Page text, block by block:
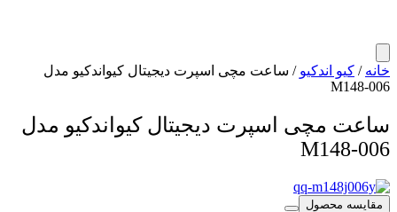
خانه / کیو اندکیو / ساعت مچی اسپرت دیجیتال کیواندکیو مدل
M148-006
ساعت مچی اسپرت دیجیتال کیواندکیو مدل
M148-006
مقایسه محصول